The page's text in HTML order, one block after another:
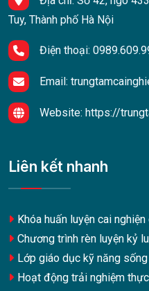
Tuy, Thành phố Hà Nội
Điện thoại:
Email:
Website: https://
Liên kết nhanh
Khóa huấn luyện cai
Chương trình rèn luyện kỷ
Lớp giáo dục kỹ năng
Hoạt động trải nghiệm